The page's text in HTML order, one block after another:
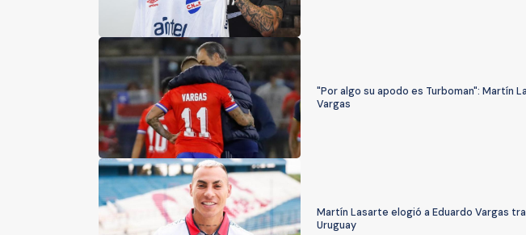
"Por algo su apodo es Turboman": Martín
Vargas
Martín Lasarte elogió a Eduardo Vargas
Uruguay